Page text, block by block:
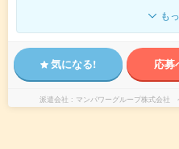
も
気になる! 応募
派遣会社 マンパワーグループ株式会社